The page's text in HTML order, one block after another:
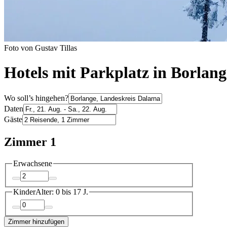
Foto von Gustav Tillas
Hotels mit Parkplatz in
Wo soll’s hingehen?
Daten
Gäste
Zimmer 1
Erwachsene
KinderAlter: 0 bis 17 J.
Zimmer hinzufügen